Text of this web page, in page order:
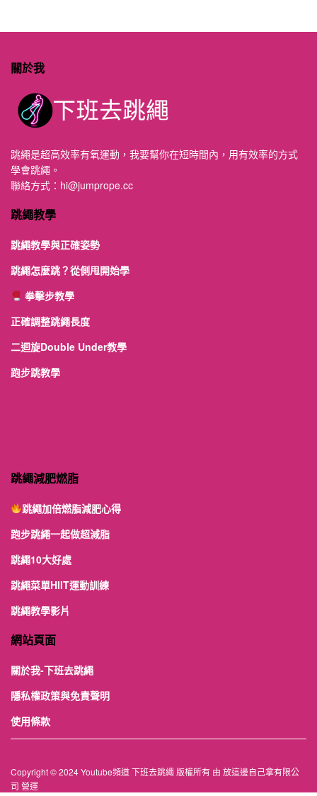
關於我
跳繩是超高效率有氧運動，我要幫你在短時間內，用有效率的方式
學會跳繩。
聯絡方式： hi@jumprope.cc
跳繩教學
跳繩教學與正確姿勢
跳繩怎麼跳？從側甩開始學
拳擊步教學
正確調整跳繩長度
二迴旋Double Under教學
跑步跳教學
跳繩減肥燃脂
跳繩加倍燃脂減肥心得
跑步跳繩一起做超減脂
跳繩10大好處
跳繩菜單HIIT運動訓練
跳繩教學影片
網站頁面
關於我-下班去跳繩
隱私權政策與免責聲明
使用條款
Copyright © 2024 Youtube頻道 下班去跳繩 版權所有 由 放這邊自己拿有限公
司 營運